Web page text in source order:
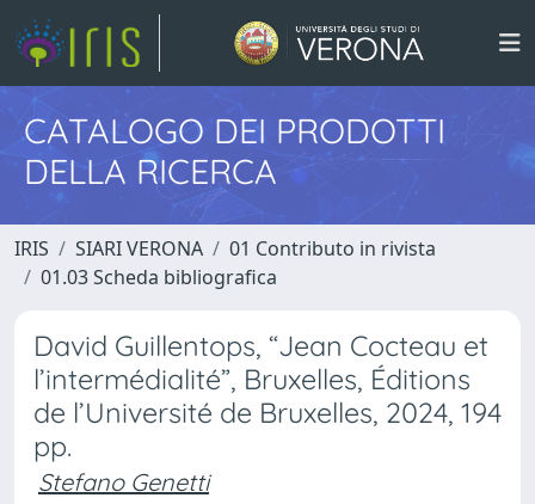
CATALOGO DEI PRODOTTI
DELLA RICERCA
IRIS SIARI VERONA
01 Contributo in rivista
01.03 Scheda bibliografica
David Guillentops, “Jean Cocteau et
l’intermédialité”, Bruxelles, Éditions
de l’Université de Bruxelles, 2024, 194
pp.
Stefano Genetti